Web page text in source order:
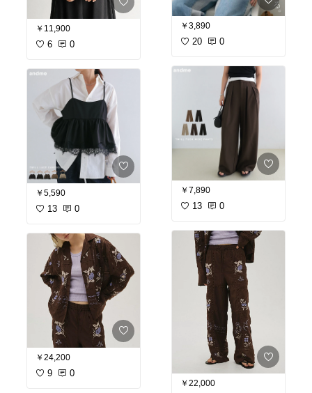
￥11,900
6 0
￥5,590
13 0
￥24,200
9 0
￥3,890
20 0
￥7,890
13 0
￥22,000